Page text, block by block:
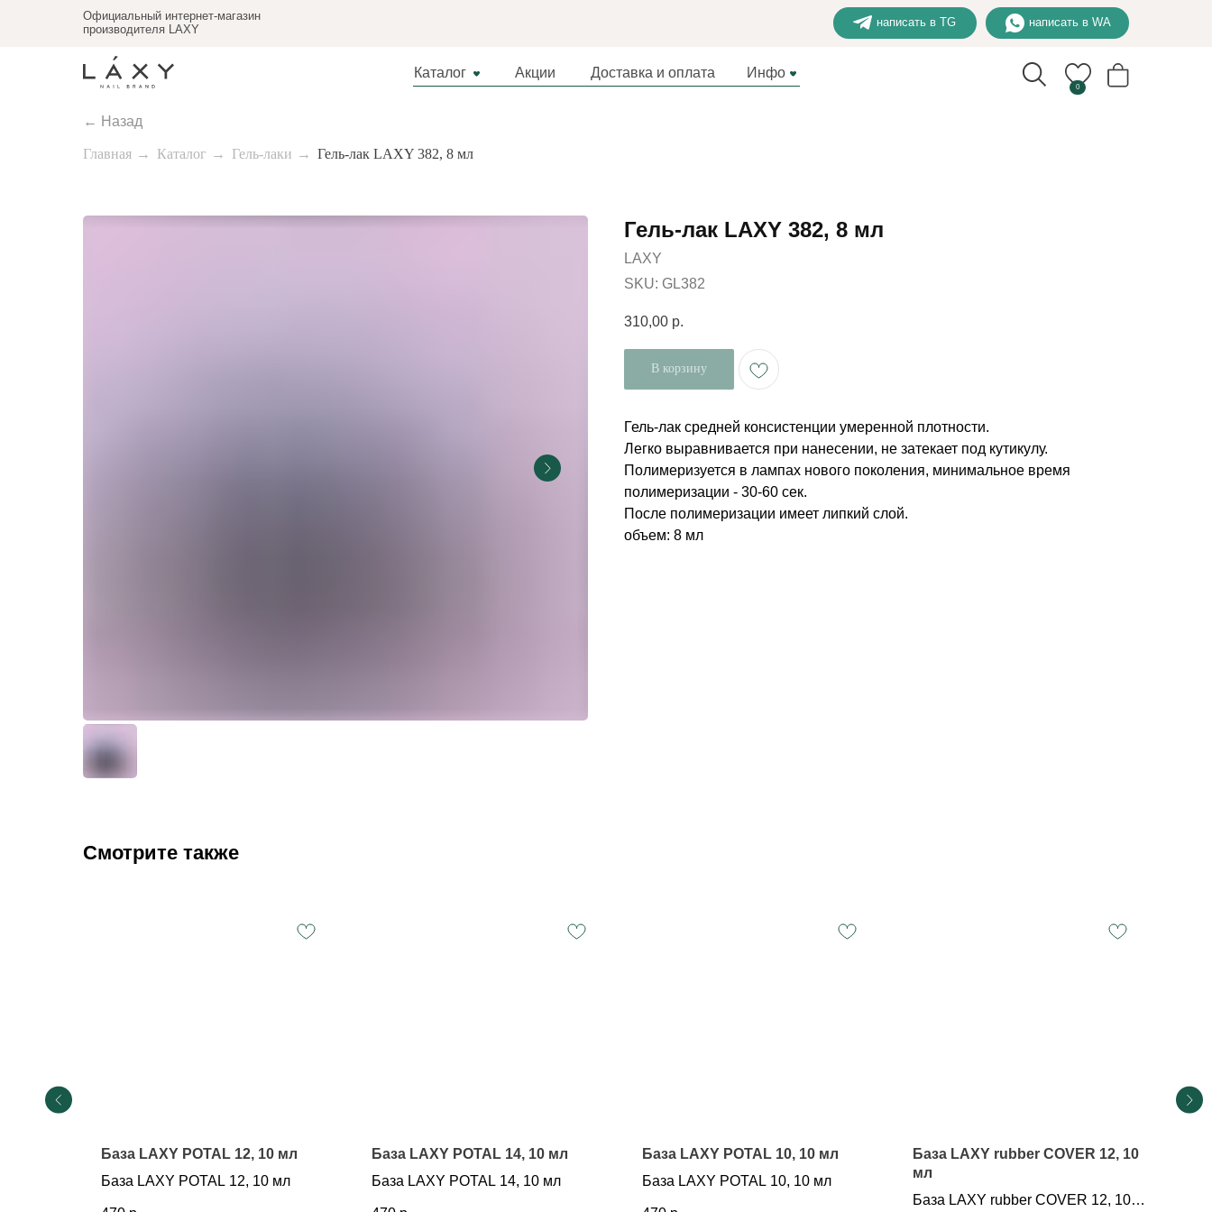
Официальный интернет-магазин
производителя LAXY
написать в WA
Каталог Инфо
Акции Доставка и оплата
0
написать в TG
← Назад
Главная → Каталог → Гель-лаки → Гель-лак LAXY 382, 8 мл
Гель-лак LAXY 382, 8 мл
LAXY
SKU: GL382
310,00 р.
В корзину
Гель-лак средней консистенции умеренной плотности.
Легко выравнивается при нанесении, не затекает под кутикулу.
Полимеризуется в лампах нового поколения, минимальное время
полимеризации - 30-60 сек.
После полимеризации имеет липкий слой.
объем: 8 мл
Смотрите также
База LAXY POTAL 12, 10 мл
База LAXY POTAL 12, 10 мл
База LAXY POTAL 14, 10 мл
База LAXY POTAL 14, 10 мл
База LAXY POTAL 10, 10 мл
База LAXY POTAL 10, 10 мл
База LAXY rubber COVER 12, 10
мл
База LAXY rubber COVER 12, 10